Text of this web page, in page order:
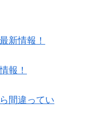
新情報！
報！
間違ってい